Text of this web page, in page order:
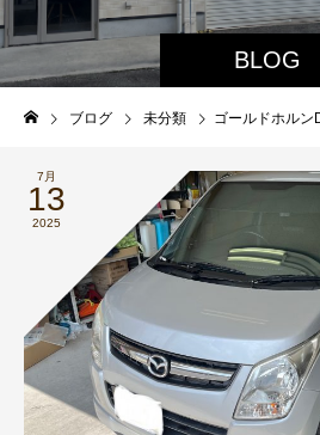
BLOG
ブログ 未分類 ゴールドホルン
7月
13
2025